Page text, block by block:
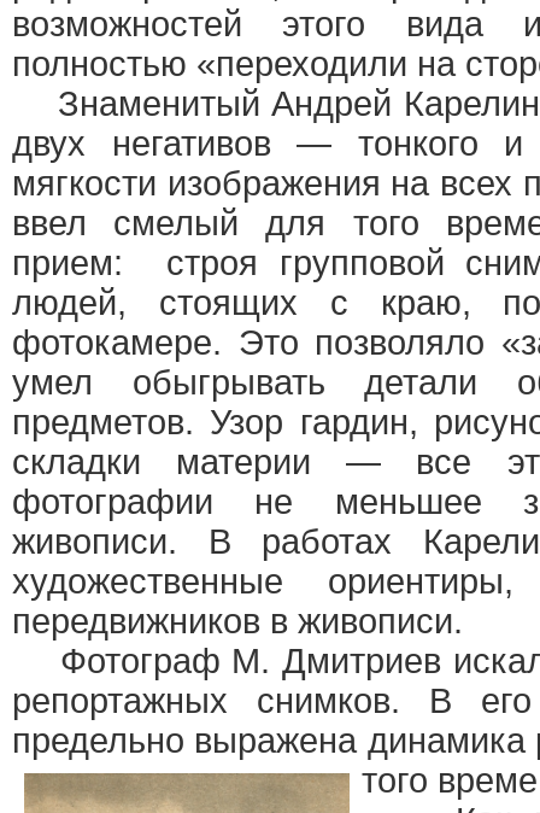
возможностей этого вида
полностью «переходили на
Знаменитый Андрей
двух негативов — тонкого
мягкости изображения на
ввел смелый для того
прием: строя групповой
людей, стоящих с краю,
фотокамере. Это позволяло
умел обыгрывать детали
предметов. Узор гардин,
складки материи — все
фотографии не меньшее
живописи. В работах
художественные
передвижников в живописи.
Фотограф М. Дмитриев
репортажных снимков. В
предельно выражена динамика
того